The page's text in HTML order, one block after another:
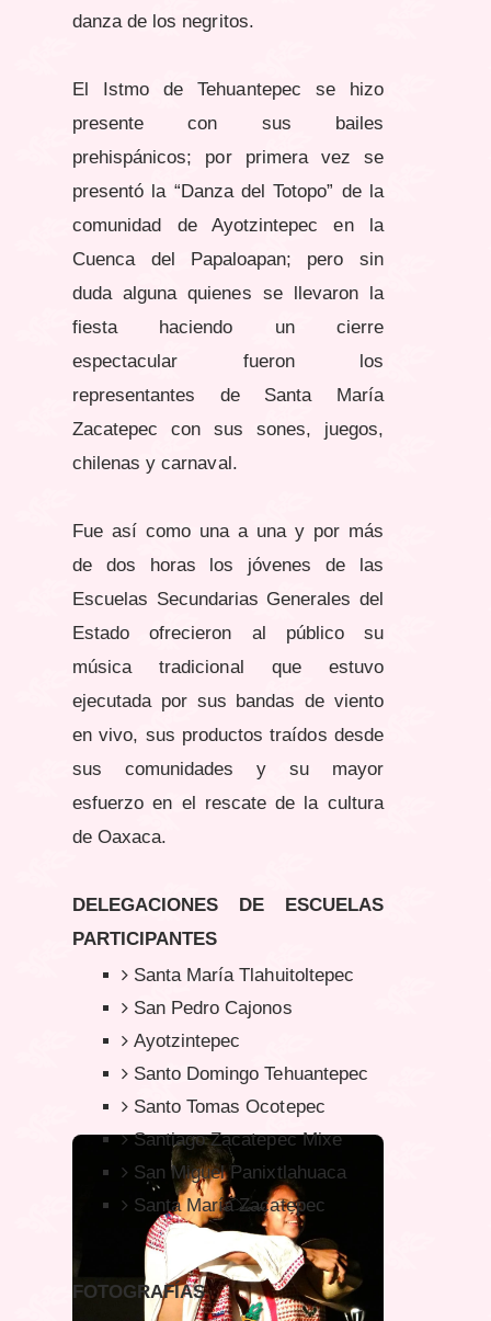
danza de los negritos.
El Istmo de Tehuantepec se hizo
presente con sus bailes
prehispánicos; por primera vez se
presentó la “Danza del Totopo” de la
comunidad de Ayotzintepec en la
Cuenca del Papaloapan; pero sin
duda alguna quienes se llevaron la
fiesta haciendo un cierre
espectacular fueron los
representantes de Santa María
Zacatepec con sus sones, juegos,
chilenas y carnaval.
Fue así como una a una y por más
de dos horas los jóvenes de las
Escuelas Secundarias Generales del
Estado ofrecieron al público su
música tradicional que estuvo
ejecutada por sus bandas de viento
en vivo, sus productos traídos desde
sus comunidades y su mayor
esfuerzo en el rescate de la cultura
de Oaxaca.
DELEGACIONES DE ESCUELAS
PARTICIPANTES
Santa María Tlahuitoltepec
San Pedro Cajonos
Ayotzintepec
Santo Domingo Tehuantepec
Santo Tomas Ocotepec
Santiago Zacatepec Mixe
San Miguel Panixtlahuaca
Santa María Zacatepec
FOTOGRAFÍAS